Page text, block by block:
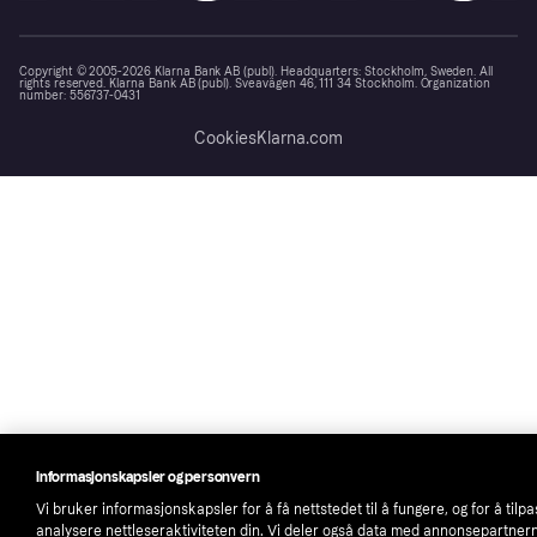
Copyright © 2005-2026 Klarna Bank AB (publ). Headquarters: Stockholm, Sweden. All
rights reserved. Klarna Bank AB (publ). Sveavägen 46, 111 34 Stockholm. Organization
number: 556737-0431
CookiesKlarna.com
Informasjonskapsler og personvern
Vi bruker informasjonskapsler for å få nettstedet til å fungere, og for å
analysere nettleseraktiviteten din. Vi deler også data med